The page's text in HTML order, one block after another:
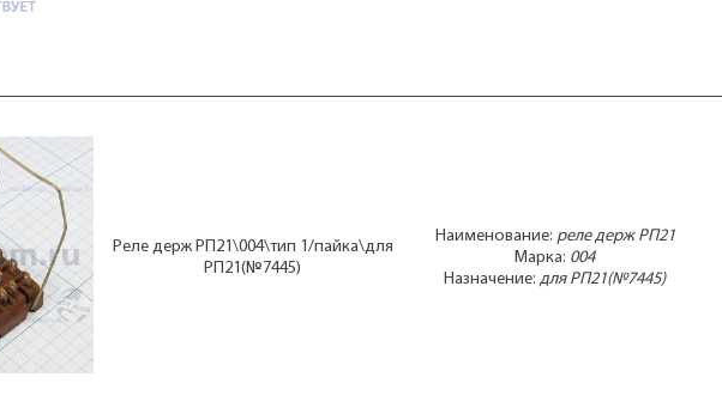
Реле держ РП21\004\тип 1/пайка\для
РП21(№7445)
Наименование: реле держ РП21
Марка: 004
Назначение:для РП21(№7445)